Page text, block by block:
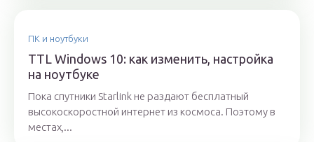
ПК и ноутбуки
TTL Windows 10: как изменить, настройка
на ноутбуке
Пока спутники Starlink не раздают бесплатный
высокоскоростной интернет из космоса. Поэтому в
местах,...